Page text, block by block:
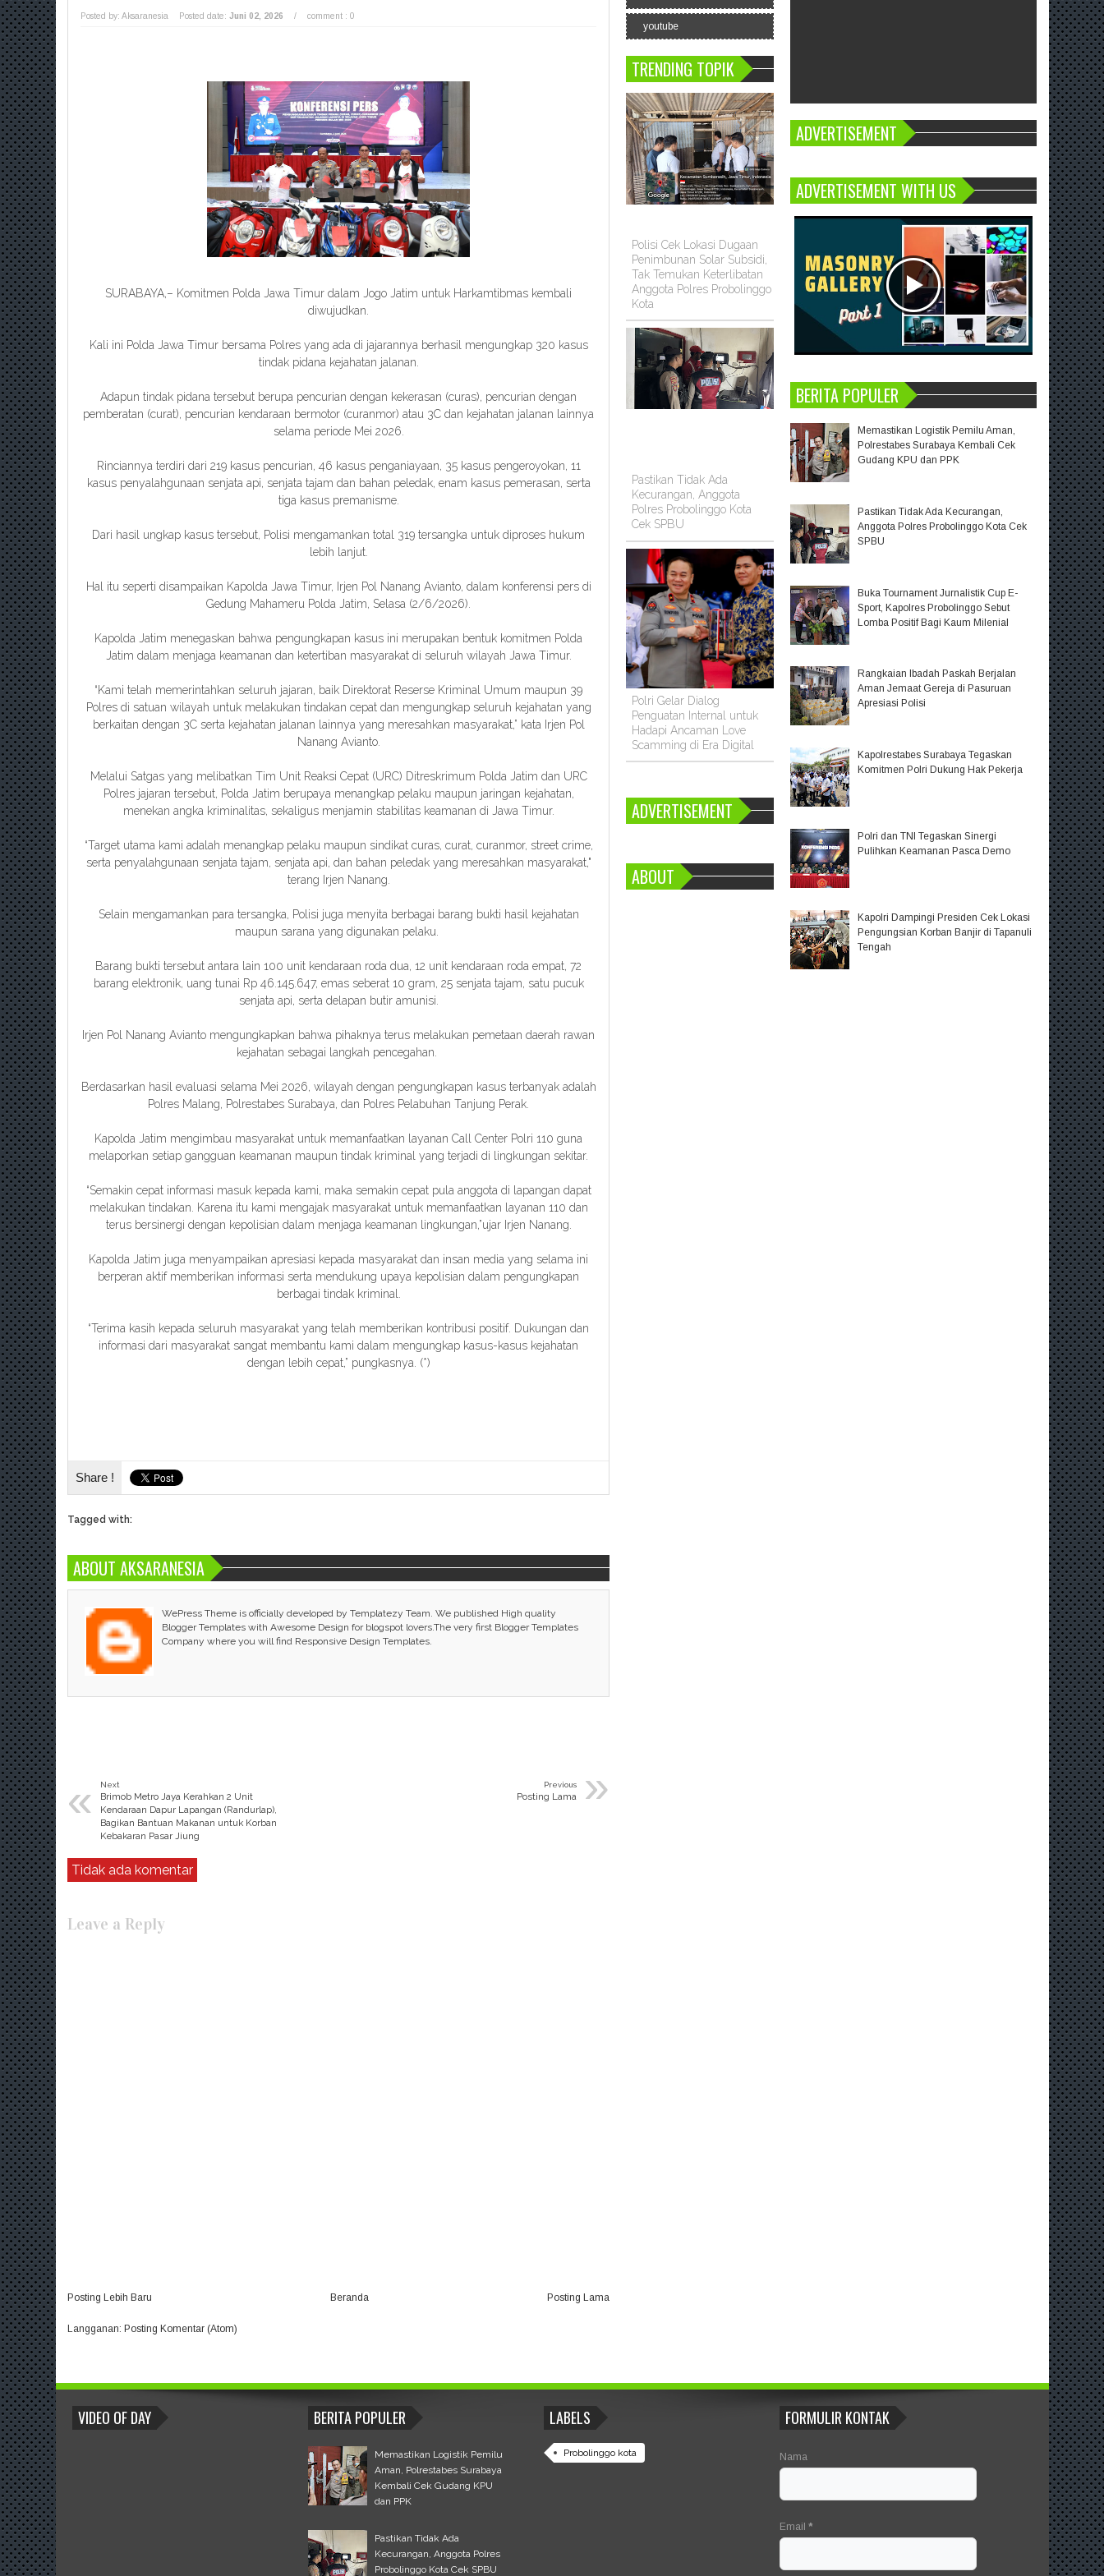
Posted by: Aksaranesia Posted date: Juni 02, 2026 / comment : 0
SURABAYA,– Komitmen Polda Jawa Timur dalam Jogo Jatim untuk Harkamtibmas kembali
diwujudkan.
Kali ini Polda Jawa Timur bersama Polres yang ada di jajarannya berhasil mengungkap 320 kasus
tindak pidana kejahatan jalanan.
Adapun tindak pidana tersebut berupa pencurian dengan kekerasan (curas), pencurian dengan
pemberatan (curat), pencurian kendaraan bermotor (curanmor) atau 3C dan kejahatan jalanan lainnya
selama periode Mei 2026.
Rinciannya terdiri dari 219 kasus pencurian, 46 kasus penganiayaan, 35 kasus pengeroyokan, 11
kasus penyalahgunaan senjata api, senjata tajam dan bahan peledak, enam kasus pemerasan, serta
tiga kasus premanisme.
Dari hasil ungkap kasus tersebut, Polisi mengamankan total 319 tersangka untuk diproses hukum
lebih lanjut.
Hal itu seperti disampaikan Kapolda Jawa Timur, Irjen Pol Nanang Avianto, dalam konferensi pers di
Gedung Mahameru Polda Jatim, Selasa (2/6/2026).
Kapolda Jatim menegaskan bahwa pengungkapan kasus ini merupakan bentuk komitmen Polda
Jatim dalam menjaga keamanan dan ketertiban masyarakat di seluruh wilayah Jawa Timur.
“Kami telah memerintahkan seluruh jajaran, baik Direktorat Reserse Kriminal Umum maupun 39
Polres di satuan wilayah untuk melakukan tindakan cepat dan mengungkap seluruh kejahatan yang
berkaitan dengan 3C serta kejahatan jalanan lainnya yang meresahkan masyarakat,” kata Irjen Pol
Nanang Avianto.
Melalui Satgas yang melibatkan Tim Unit Reaksi Cepat (URC) Ditreskrimum Polda Jatim dan URC
Polres jajaran tersebut, Polda Jatim berupaya menangkap pelaku maupun jaringan kejahatan,
menekan angka kriminalitas, sekaligus menjamin stabilitas keamanan di Jawa Timur.
“Target utama kami adalah menangkap pelaku maupun sindikat curas, curat, curanmor, street crime,
serta penyalahgunaan senjata tajam, senjata api, dan bahan peledak yang meresahkan masyarakat,"
terang Irjen Nanang.
Selain mengamankan para tersangka, Polisi juga menyita berbagai barang bukti hasil kejahatan
maupun sarana yang digunakan pelaku.
Barang bukti tersebut antara lain 100 unit kendaraan roda dua, 12 unit kendaraan roda empat, 72
barang elektronik, uang tunai Rp 46.145.647, emas seberat 10 gram, 25 senjata tajam, satu pucuk
senjata api, serta delapan butir amunisi.
Irjen Pol Nanang Avianto mengungkapkan bahwa pihaknya terus melakukan pemetaan daerah rawan
kejahatan sebagai langkah pencegahan.
Berdasarkan hasil evaluasi selama Mei 2026, wilayah dengan pengungkapan kasus terbanyak adalah
Polres Malang, Polrestabes Surabaya, dan Polres Pelabuhan Tanjung Perak.
Kapolda Jatim mengimbau masyarakat untuk memanfaatkan layanan Call Center Polri 110 guna
melaporkan setiap gangguan keamanan maupun tindak kriminal yang terjadi di lingkungan sekitar.
“Semakin cepat informasi masuk kepada kami, maka semakin cepat pula anggota di lapangan dapat
melakukan tindakan. Karena itu kami mengajak masyarakat untuk memanfaatkan layanan 110 dan
terus bersinergi dengan kepolisian dalam menjaga keamanan lingkungan,”ujar Irjen Nanang.
Kapolda Jatim juga menyampaikan apresiasi kepada masyarakat dan insan media yang selama ini
berperan aktif memberikan informasi serta mendukung upaya kepolisian dalam pengungkapan
berbagai tindak kriminal.
“Terima kasih kepada seluruh masyarakat yang telah memberikan kontribusi positif. Dukungan dan
informasi dari masyarakat sangat membantu kami dalam mengungkap kasus-kasus kejahatan
dengan lebih cepat,” pungkasnya. (*)
Share !
Tagged with:
ABOUT AKSARANESIA
WePress Theme is officially developed by Templatezy Team. We published High quality
Blogger Templates with Awesome Design for blogspot lovers.The very first Blogger Templates
Company where you will find Responsive Design Templates.
« Next
Brimob Metro Jaya Kerahkan 2 Unit
Kendaraan Dapur Lapangan (Randurlap),
Bagikan Bantuan Makanan untuk Korban
Kebakaran Pasar Jiung
»
Previous
Posting Lama
Tidak ada komentar
Leave a Reply
Posting Lebih Baru Posting Lama
Beranda
Langganan: Posting Komentar (Atom)
youtube
TRENDING TOPIK
Polisi Cek Lokasi Dugaan
Penimbunan Solar Subsidi,
Tak Temukan Keterlibatan
Anggota Polres Probolinggo
Kota
Pastikan Tidak Ada
Kecurangan, Anggota
Polres Probolinggo Kota
Cek SPBU
Polri Gelar Dialog
Penguatan Internal untuk
Hadapi Ancaman Love
Scamming di Era Digital
ADVERTISEMENT
ABOUT
ADVERTISEMENT
ADVERTISEMENT WITH US
BERITA POPULER
Memastikan Logistik Pemilu Aman,
Polrestabes Surabaya Kembali Cek
Gudang KPU dan PPK
Pastikan Tidak Ada Kecurangan,
Anggota Polres Probolinggo Kota Cek
SPBU
Buka Tournament Jurnalistik Cup E-
Sport, Kapolres Probolinggo Sebut
Lomba Positif Bagi Kaum Milenial
Rangkaian Ibadah Paskah Berjalan
Aman Jemaat Gereja di Pasuruan
Apresiasi Polisi
Kapolrestabes Surabaya Tegaskan
Komitmen Polri Dukung Hak Pekerja
Polri dan TNI Tegaskan Sinergi
Pulihkan Keamanan Pasca Demo
Kapolri Dampingi Presiden Cek Lokasi
Pengungsian Korban Banjir di Tapanuli
Tengah
BLOGROLL
VIDEO OF DAY BERITA POPULER
Memastikan Logistik Pemilu
Aman, Polrestabes Surabaya
Kembali Cek Gudang KPU
dan PPK
Pastikan Tidak Ada
Kecurangan, Anggota Polres
Probolinggo Kota Cek SPBU
LABELS
Probolinggo kota
FORMULIR KONTAK
Nama
Email*